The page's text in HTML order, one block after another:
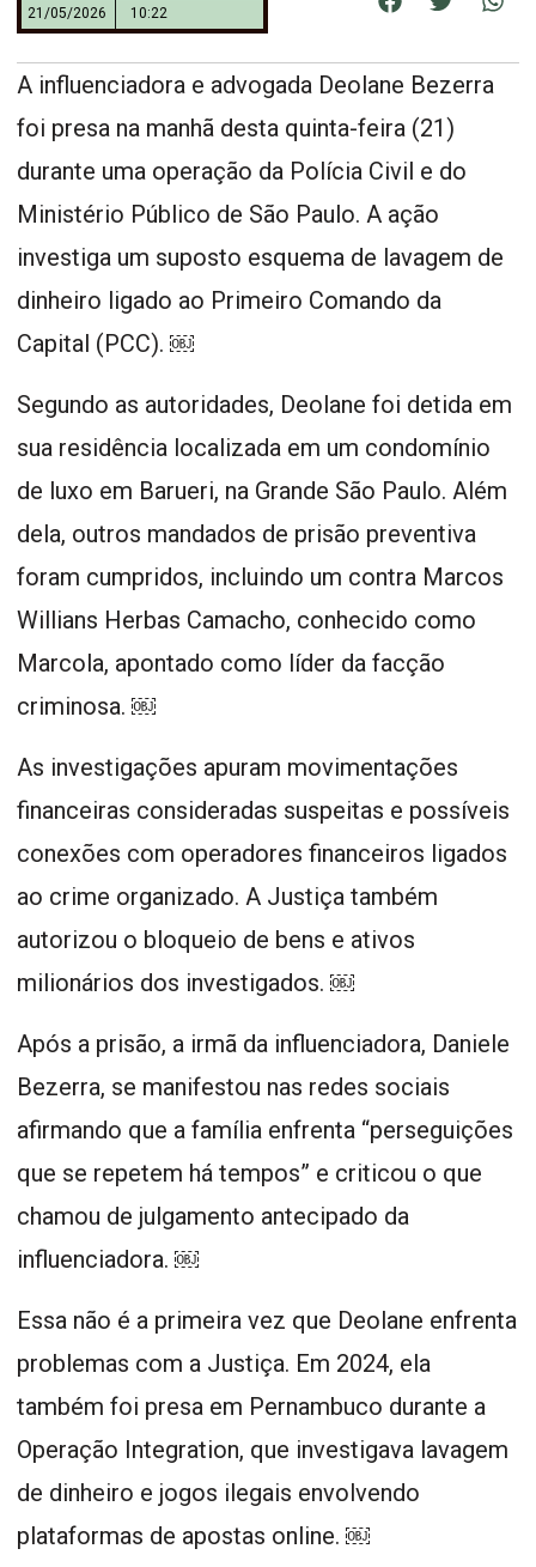
21/05/2026 10:22
A influenciadora e advogada Deolane Bezerra
foi presa na manhã desta quinta-feira (21)
durante uma operação da Polícia Civil e do
Ministério Público de São Paulo. A ação
investiga um suposto esquema de lavagem de
dinheiro ligado ao Primeiro Comando da
Capital (PCC). ￼
Segundo as autoridades, Deolane foi detida em
sua residência localizada em um condomínio
de luxo em Barueri, na Grande São Paulo. Além
dela, outros mandados de prisão preventiva
foram cumpridos, incluindo um contra Marcos
Willians Herbas Camacho, conhecido como
Marcola, apontado como líder da facção
criminosa. ￼
As investigações apuram movimentações
financeiras consideradas suspeitas e possíveis
conexões com operadores financeiros ligados
ao crime organizado. A Justiça também
autorizou o bloqueio de bens e ativos
milionários dos investigados. ￼
Após a prisão, a irmã da influenciadora, Daniele
Bezerra, se manifestou nas redes sociais
afirmando que a família enfrenta “perseguições
que se repetem há tempos” e criticou o que
chamou de julgamento antecipado da
influenciadora. ￼
Essa não é a primeira vez que Deolane enfrenta
problemas com a Justiça. Em 2024, ela
também foi presa em Pernambuco durante a
Operação Integration, que investigava lavagem
de dinheiro e jogos ilegais envolvendo
plataformas de apostas online. ￼